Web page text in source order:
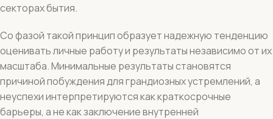
секторах бытия.
Со фазой такой принцип образует надежную тенденцию
оценивать личные работу и результаты независимо от их
масштаба. Минимальные результаты становятся
причиной побуждения для грандиозных устремлений, а
неуспехи интерпретируются как краткосрочные
барьеры, а не как заключение внутренней